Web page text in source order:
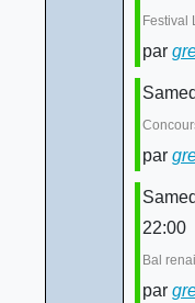
Festival
par
par
22:00
Bal
par